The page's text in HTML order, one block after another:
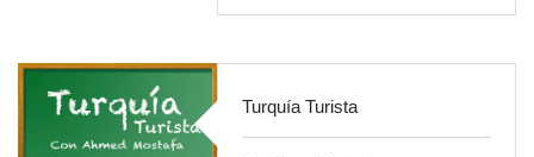
Turquía Turista